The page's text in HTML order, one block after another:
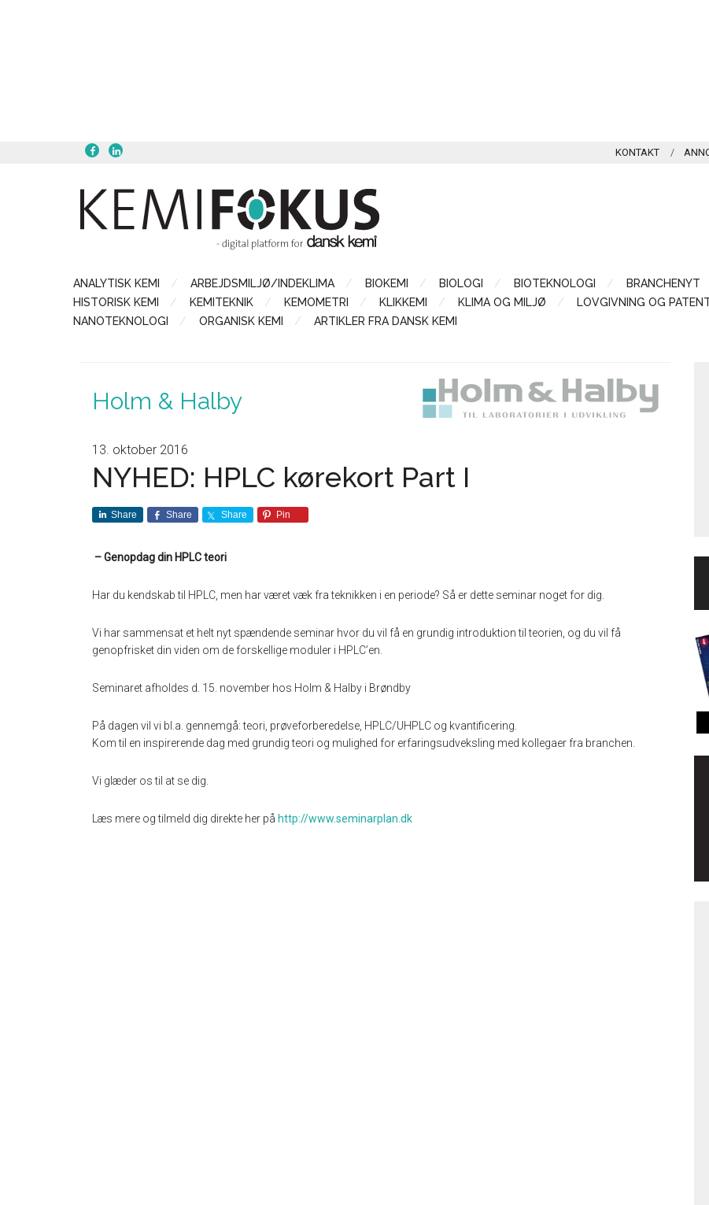
KONTAKT
ANALYTISK KEMI ARBEJDSMILJØ/INDEKLIMA BIOKEMI BIOLOGI BIOTEKNOLOGI BRANCHENYT
HISTORISK KEMI
KEMITEKNIK KEMOMETRI KLIKKEMI KLIMA OG MILJØ LOVGIVNING OG
NANOTEKNOLOGI
ORGANISK KEMI ARTIKLER FRA DANSK KEMI
Holm & Halby
13. oktober 2016
NYHED: HPLC kørekort Part I
Share Share Share Pin
– Genopdag din HPLC teori
Har du kendskab til HPLC, men har været væk fra teknikken i en periode? Så er dette seminar noget for dig.
Vi har sammensat et helt nyt spændende seminar hvor du vil få en grundig introduktion til teorien, og du vil få
genopfrisket din viden om de forskellige moduler i HPLC’en.
Seminaret afholdes d. 15. november hos Holm & Halby i Brøndby
På dagen vil vi bl.a. gennemgå: teori, prøveforberedelse, HPLC/UHPLC og kvantificering.
Kom til en inspirerende dag med grundig teori og mulighed for erfaringsudveksling med kollegaer fra branchen.
Vi glæder os til at se dig.
Læs mere og tilmeld dig direkte her på http://www.seminarplan.dk